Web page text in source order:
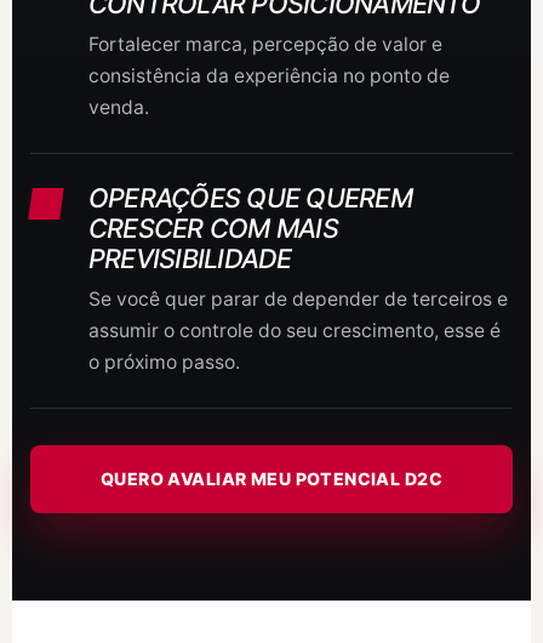
Fortalecer marca, percepção de valor e
consistência da experiência no ponto de
venda.
OPERAÇÕES QUE QUEREM
CRESCER COM MAIS
PREVISIBILIDADE
Se você quer parar de depender de terceiros e
assumir o controle do seu crescimento, esse é
o próximo passo.
QUERO AVALIAR MEU POTENCIAL D2C